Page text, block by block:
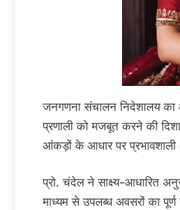
जनगणना संचालन निदेशालय का
प्रणाली को मजबूत करने की
आंकड़ों के आधार पर प्रभावशाली
प्रो. चंदेल ने साक्ष्य-आधारित
माध्यम से उपलब्ध अवसरों का